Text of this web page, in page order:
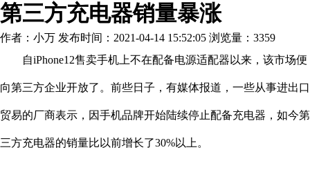
第三方充电器销量暴涨
作者：小万 发布时间：2021-04-14 15:52:05 浏览量：3359
自iPhone12售卖手机上不在配备电源适配器以来，该市场便
向第三方企业开放了。前些日子，有媒体报道，一些从事进出口
贸易的厂商表示，因手机品牌开始陆续停止配备充电器，如今第
三方充电器的销量比以前增长了30%以上。